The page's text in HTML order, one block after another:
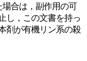
合は，副作用の可
し，この文書を持っ
剤が有機リン系の殺